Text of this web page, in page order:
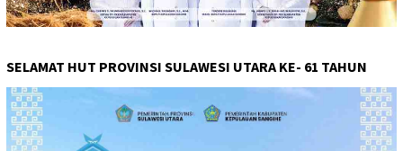
SELAMAT HUT PROVINSI SULAWESI UTARA KE- 61 TAHUN